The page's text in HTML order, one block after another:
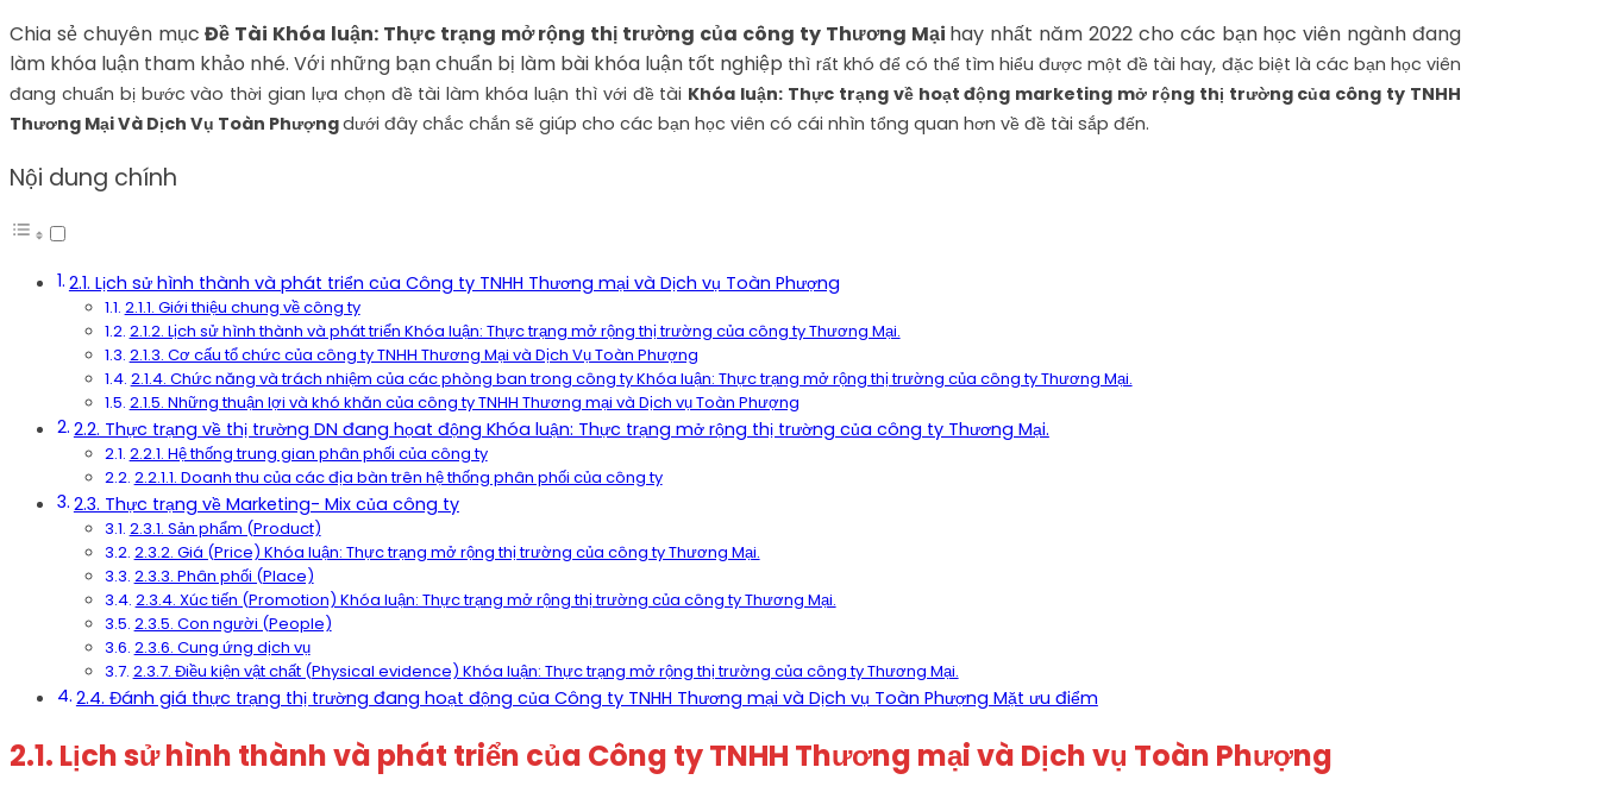
Chia sẻ chuyên mụcĐề Tài Khóa luận: Thực trạng mở rộng thị trường của công ty Thương Mại hay nhất năm 2022 cho các bạn học viên ngành đang
làm khóa luận tham khảo nhé. Với những bạn chuẩn bị làm bài khóa luận tốt nghiệp thì rất khó để có thể tìm hiểu được một đề tài hay, đặc biệt là các bạn học viên
đang chuẩn bị bước vào thời gian lựa chọn đề tài làm khóa luận thì với đề tài Khóa luận: Thực trạng về hoạt động marketing mở rộng thị trường của công ty TNHH
Thương Mại Và Dịch Vụ Toàn Phượngdưới đây chắc chắn sẽ giúp cho các bạn học viên có cái nhìn tổng quan hơn về đề tài sắp đến.
Nội dung chính
2.1. Lịch sử hình thành và phát triển của Công ty TNHH Thương mại và Dịch vụ Toàn Phượng
2.1.1. Giới thiệu chung về công ty
2.1.2. Lịch sử hình thành và phát triển Khóa luận: Thực trạng mở rộng thị trường của công ty Thương Mại.
2.1.3. Cơ cấu tổ chức của công ty TNHH Thương Mại và Dịch Vụ Toàn Phượng
2.1.4. Chức năng và trách nhiệm của các phòng ban trong công ty Khóa luận: Thực trạng mở rộng thị trường của công ty Thương Mại.
2.1.5. Những thuận lợi và khó khăn của công ty TNHH Thương mại và Dịch vụ Toàn Phượng
2.2. Thực trạng về thị trường DN đang họat động Khóa luận: Thực trạng mở rộng thị trường của công ty Thương Mại.
2.2.1. Hệ thống trung gian phân phối của công ty
2.2.1.1. Doanh thu của các địa bàn trên hệ thống phân phối của công ty
2.3. Thực trạng về Marketing- Mix của công ty
2.3.1. Sản phẩm (Product)
2.3.2. Giá (Price) Khóa luận: Thực trạng mở rộng thị trường của công ty Thương Mại.
2.3.3. Phân phối (Place)
2.3.4. Xúc tiến (Promotion) Khóa luận: Thực trạng mở rộng thị trường của công ty Thương Mại.
2.3.5. Con người (People)
2.3.6. Cung ứng dịch vụ
2.3.7. Điều kiện vật chất (Physical evidence) Khóa luận: Thực trạng mở rộng thị trường của công ty Thương Mại.
2.4. Đánh giá thực trạng thị trường đang hoạt động của Công ty TNHH Thương mại và Dịch vụ Toàn Phượng Mặt ưu điểm
2.1. Lịch sử hình thành và phát triển của Công ty TNHH Thương mại và Dịch vụ Toàn Phượng